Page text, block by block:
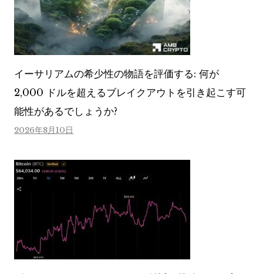
イーサリアムの希少性の物語を評価する: 何が
2,000 ドルを超えるブレイクアウトを引き起こす可
能性があるでしょうか?
2026年8月10日